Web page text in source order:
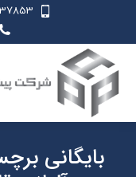
بایگانی